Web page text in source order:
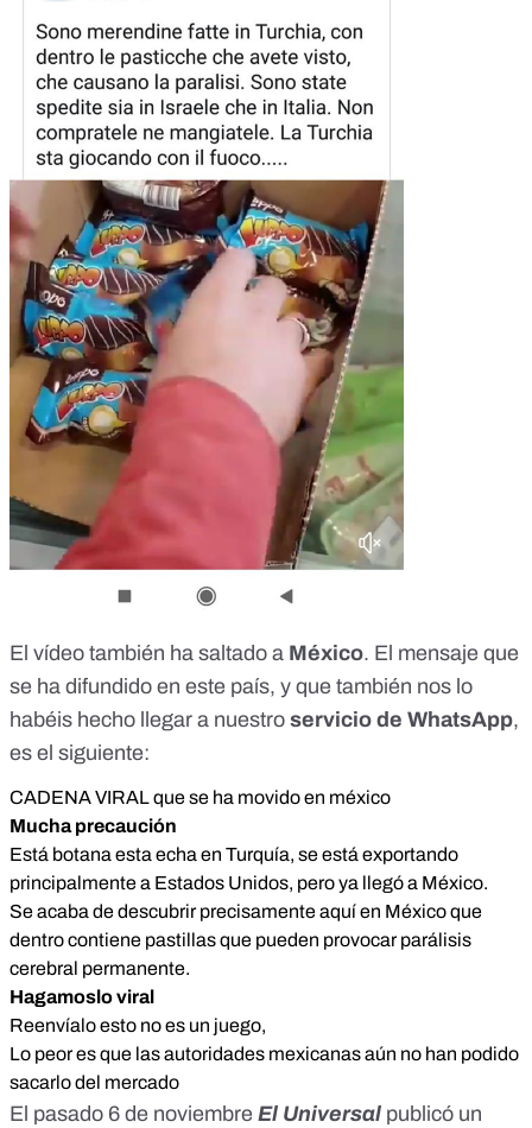
El vídeo también ha saltado a México. El mensaje que
se ha difundido en este país, y que también nos lo
habéis hecho llegar a nuestro servicio de WhatsApp,
es el siguiente:
CADENA VIRAL que se ha movido en méxico
Mucha precaución
Está botana esta echa en Turquía, se está exportando
principalmente a Estados Unidos, pero ya llegó a México.
Se acaba de descubrir precisamente aquí en México que
dentro contiene pastillas que pueden provocar parálisis
cerebral permanente.
Hagamoslo viral
Reenvíalo esto no es un juego,
Lo peor es que las autoridades mexicanas aún no han podido
sacarlo del mercado
El pasado 6 de noviembre El Universal publicó un